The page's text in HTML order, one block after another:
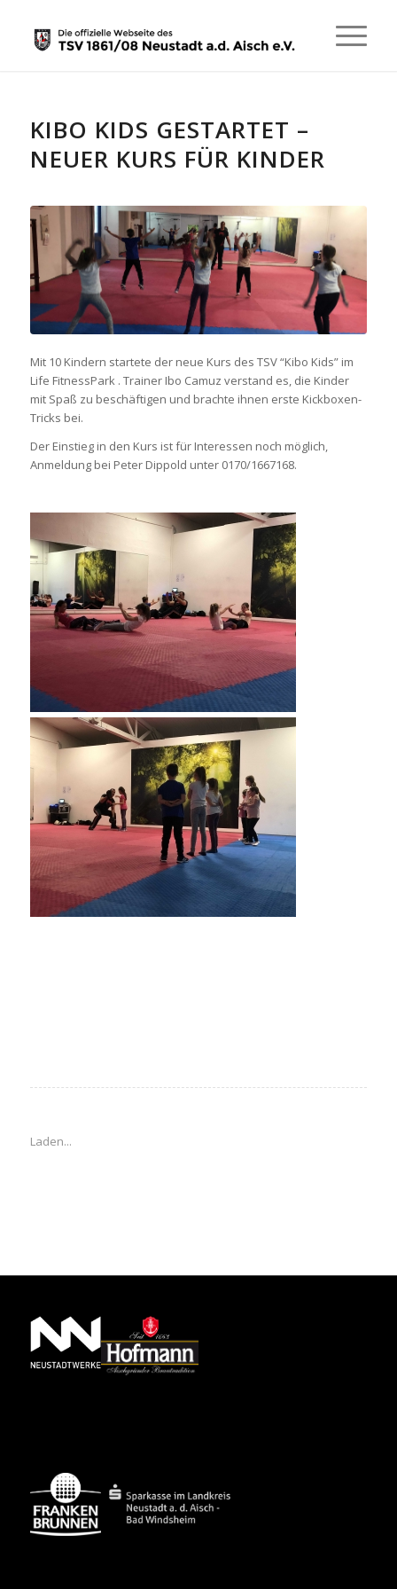
KIBO KIDS GESTARTET –
NEUER KURS FÜR KINDER
Mit 10 Kindern startete der neue Kurs des TSV “Kibo Kids” im
Life FitnessPark . Trainer Ibo Camuz verstand es, die Kinder
mit Spaß zu beschäftigen und brachte ihnen erste Kickboxen-
Tricks bei.
Der Einstieg in den Kurs ist für Interessen noch möglich,
Anmeldung bei Peter Dippold unter 0170/1667168.
Laden...